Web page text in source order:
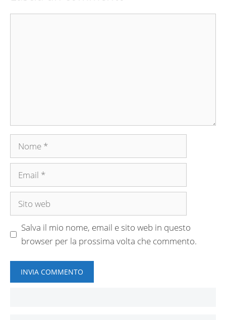
Nome
Email
Sito
Salva il mio nome, email e sito web in questo
browser per la prossima volta che commento.